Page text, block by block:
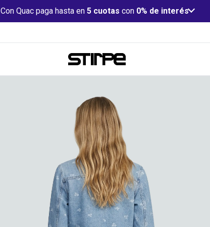
Con Quac paga hasta en 5 cuotas con 0% de interés